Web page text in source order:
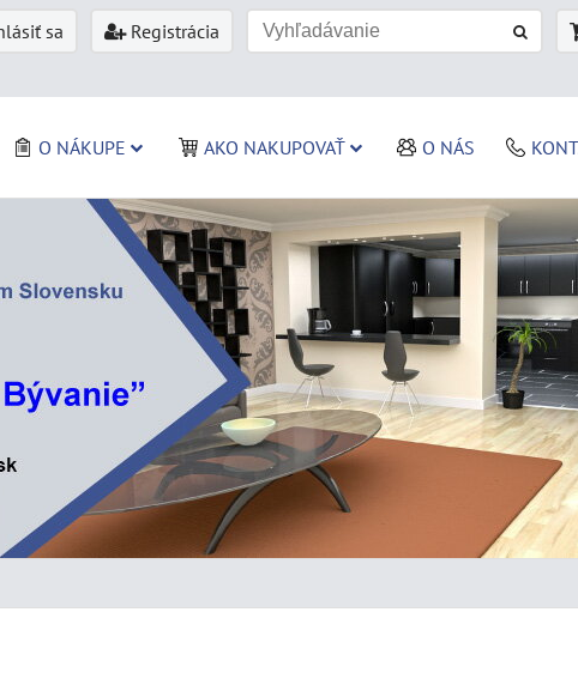
sa Registrácia
O NÁKUPE AKO NAKUPOVAŤ O NÁS